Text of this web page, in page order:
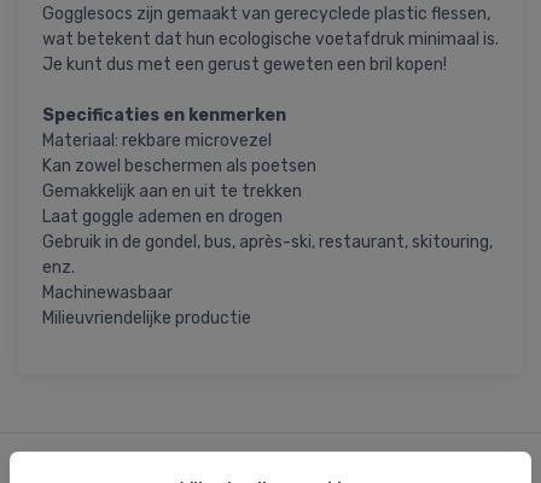
Gogglesocs zijn gemaakt van gerecyclede plastic flessen,
wat betekent dat hun ecologische voetafdruk minimaal is.
Je kunt dus met een gerust geweten een bril kopen!
Specificaties en kenmerken
Materiaal: rekbare microvezel
Kan zowel beschermen als poetsen
Gemakkelijk aan en uit te trekken
Laat goggle ademen en drogen
Gebruik in de gondel, bus, après-ski, restaurant, skitouring,
enz.
Machinewasbaar
Milieuvriendelijke productie